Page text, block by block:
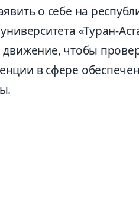
о себе на
«Туран-
чтобы
в сфере